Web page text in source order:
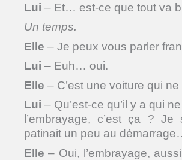
Lui – Et… est-ce que tout va
Un temps.
Elle – Je peux vous parler
Lui – Euh… oui.
Elle – C’est une voiture qui
Lui – Qu’est-ce qu’il y a qui
l’embrayage, c’est ça ? Je
patinait un peu au
Elle – Oui, l’embrayage,